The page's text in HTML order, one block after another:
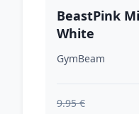
BeastPink
White
GymBeam
9.95 €